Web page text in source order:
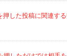
押した投稿に関連す